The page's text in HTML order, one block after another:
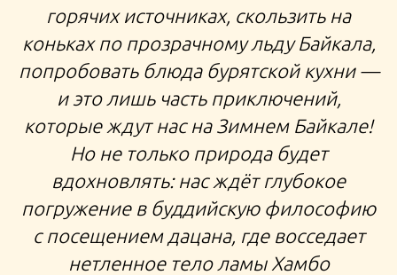
горячих источниках, скользить на
коньках по прозрачному льду Байкала,
попробовать блюда бурятской кухни —
и это лишь часть приключений,
которые ждут нас на Зимнем Байкале!
Но не только природа будет
вдохновлять: нас ждёт глубокое
погружение в буддийскую философию
с посещением дацана, где восседает
нетленное тело ламы Хамбо